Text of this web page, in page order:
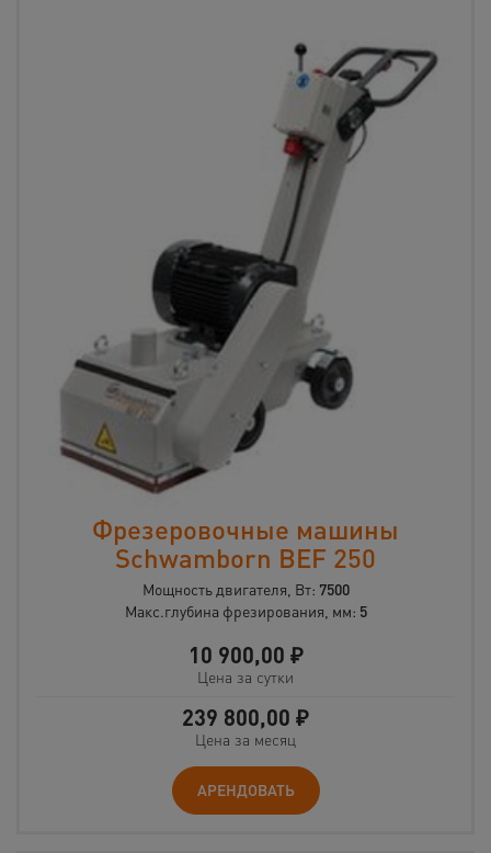
Фрезеровочные машины
Schwamborn BEF 250
Мощность двигателя, Вт: 7500
Макс.глубина фрезирования, мм: 5
10 900,00 ₽
Цена за сутки
239 800,00 ₽
Цена за месяц
АРЕНДОВАТЬ